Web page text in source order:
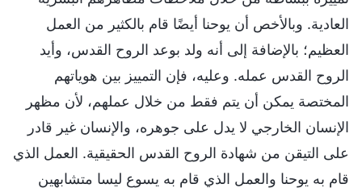
العادية. وبالأخص أن يوحنا أيضًا قام بالكثير من العمل
العظيم؛ بالإضافة إلى أنه ولد بوعد الروح القدس، وأيد
الروح القدس عمله. وعليه، فإن التمييز بين هوياتهم
المختصة يمكن أن يتم فقط من خلال عملهم، لأن مظهر
الإنسان الخارجي لا يدل على جوهره، والإنسان غير قادر
على التيقن من شهادة الروح القدس الحقيقية. العمل الذي
قام به يوحنا والعمل الذي قام به يسوع ليسا متشابهين